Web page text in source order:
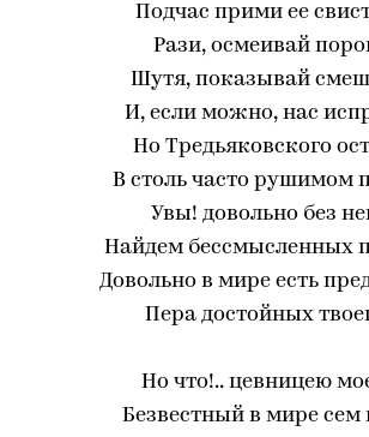
Подчас прими ее
Рази, осмеивай
Шутя, показывай
И, если можно, нас
Но Тредьяковского
В столь часто рушимом
Увы! довольно без
Найдем бессмысленных
Довольно в мире есть
Пера достойных
Но что!.. цевницею
Безвестный в мире сем